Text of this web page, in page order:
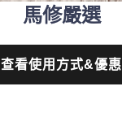
馬修嚴選
查看使用方式&優惠